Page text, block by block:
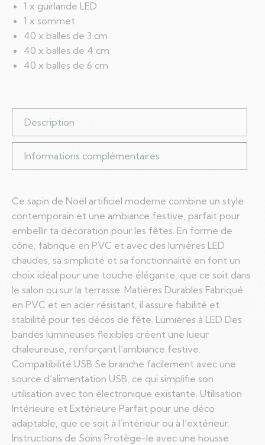
1 x guirlande LED
1 x sommet
40 x balles de 3 cm
40 x balles de 4 cm
40 x balles de 6 cm
Description
Informations complémentaires
Ce sapin de Noël artificiel moderne combine un style
contemporain et une ambiance festive, parfait pour
embellir ta décoration pour les fêtes. En forme de
cône, fabriqué en PVC et avec des lumières LED
chaudes, sa simplicité et sa fonctionnalité en font un
choix idéal pour une touche élégante, que ce soit dans
le salon ou sur la terrasse. Matières Durables Fabriqué
en PVC et en acier résistant, il assure fiabilité et
stabilité pour tes décos de fête. Lumières à LED Des
bandes lumineuses flexibles créent une lueur
chaleureuse, renforçant l’ambiance festive.
Compatibilité USB Se branche facilement avec une
source d’alimentation USB, ce qui simplifie son
utilisation avec ton électronique existante. Utilisation
Intérieure et Extérieure Parfait pour une déco
adaptable, que ce soit à l’intérieur ou à l’extérieur.
Instructions de Soins Protège-le avec une housse